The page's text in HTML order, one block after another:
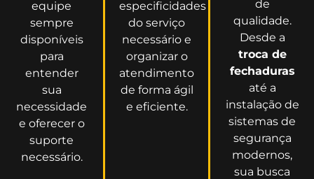
equipe
sempre
disponíveis
para
entender
sua
necessidade
e oferecer o
suporte
necessário.
especificidades
do serviço
necessário e
organizar o
atendimento
de forma ágil
e eficiente.
de
qualidade.
Desde a
troca de
fechaduras
até a
instalação de
sistemas de
segurança
modernos,
sua busca